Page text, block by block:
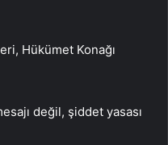
Hükümet Konağı
değil, şiddet yasası